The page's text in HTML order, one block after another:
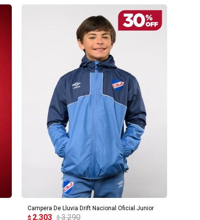
Campera De Lluvia Drift Nacional Oficial Junior
$ 2.303 $ 3.290
AGREGAR AL CARRITO